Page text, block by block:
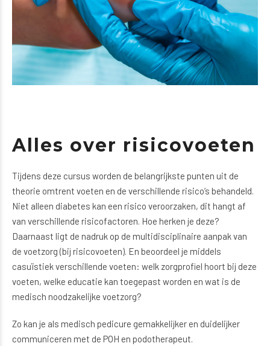
Alles over risicovoeten
Tijdens deze cursus worden de belangrijkste punten uit de
theorie omtrent voeten en de verschillende risico’s behandeld.
Niet alleen diabetes kan een risico veroorzaken, dit hangt af
van verschillende risicofactoren. Hoe herken je deze?
Daarnaast ligt de nadruk op de multidisciplinaire aanpak van
de voetzorg (bij risicovoeten). En beoordeel je middels
casuïstiek verschillende voeten: welk zorgprofiel hoort bij deze
voeten, welke educatie kan toegepast worden en wat is de
medisch noodzakelijke voetzorg?
Zo kan je als medisch pedicure gemakkelijker en duidelijker
communiceren met de POH en podotherapeut.